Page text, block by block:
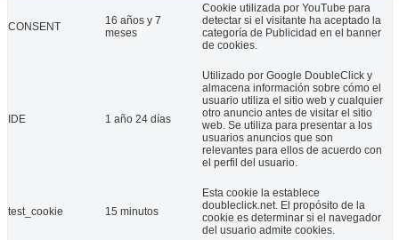
CONSENT
16 años y 7
meses
Cookie utilizada por YouTube para
detectar si el visitante ha aceptado la
categoría de Publicidad en el banner
de cookies.
IDE 1 año 24 días
Utilizado por Google DoubleClick y
almacena información sobre cómo el
usuario utiliza el sitio web y cualquier
otro anuncio antes de visitar el sitio
web. Se utiliza para presentar a los
usuarios anuncios que son
relevantes para ellos de acuerdo con
el perfil del usuario.
test_cookie 15 minutos
Esta cookie la establece
doubleclick.net. El propósito de la
cookie es determinar si el navegador
del usuario admite cookies.